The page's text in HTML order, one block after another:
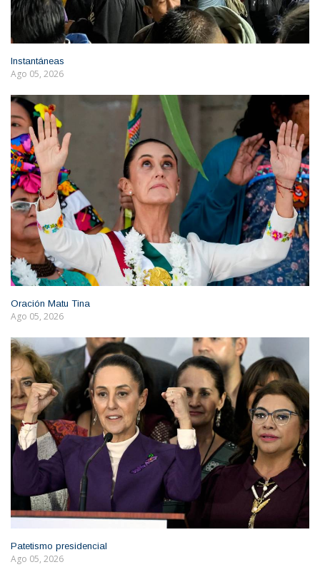
Instantáneas
Ago 05, 2026
Oración Matu Tina
Ago 05, 2026
Patetismo presidencial
Ago 05, 2026